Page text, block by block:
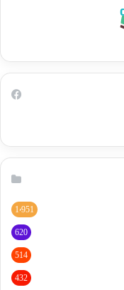
1٬951
620
514
432